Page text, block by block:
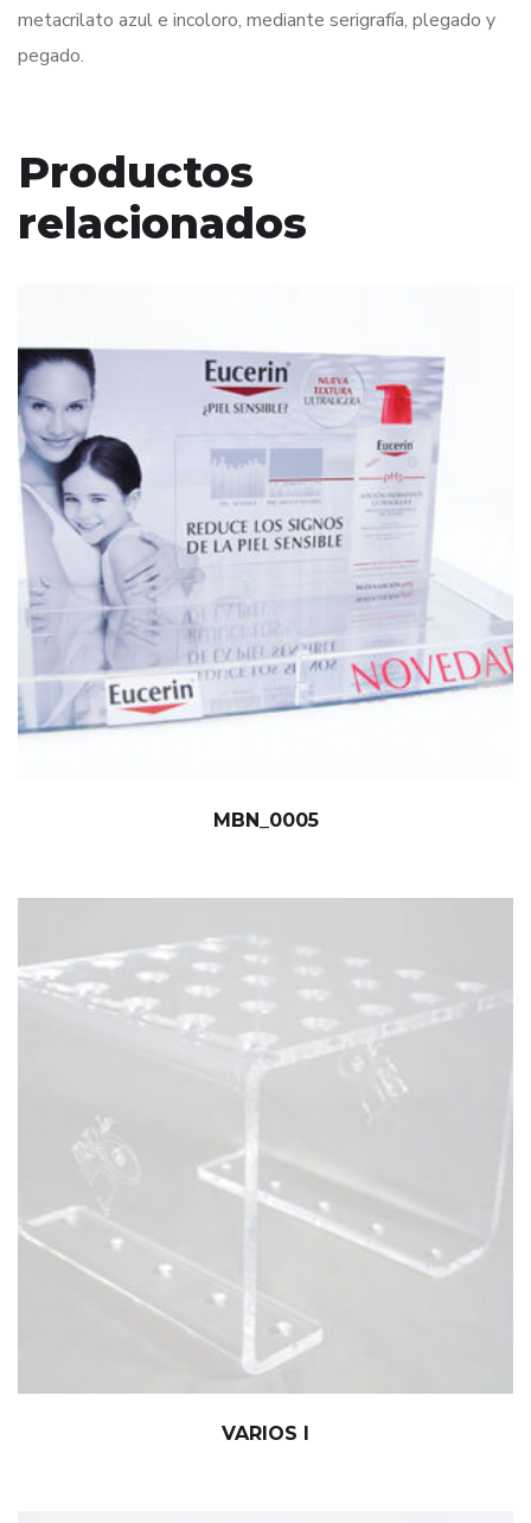
metacrilato azul e incoloro, mediante serigrafía, plegado y
pegado.
Productos
relacionados
MBN_0005
VARIOS I